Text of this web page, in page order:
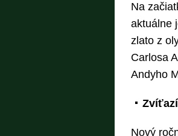
Na
aktuálne
zlato z
Carlosa
Andyho
Nový